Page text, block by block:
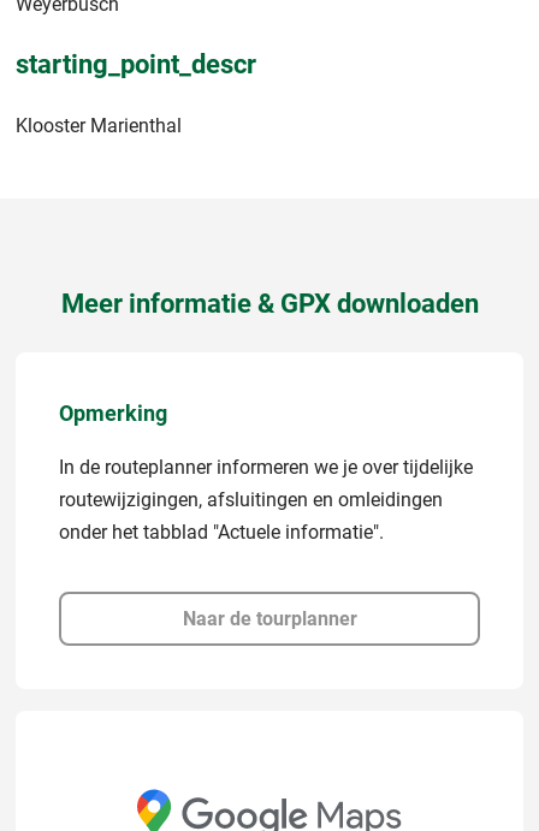
starting_point_descr
Klooster Marienthal
Meer informatie & GPX downloaden
Opmerking
In de routeplanner informeren we je over tijdelijke
routewijzigingen, afsluitingen en omleidingen
onder het tabblad "Actuele informatie".
Naar de tourplanner